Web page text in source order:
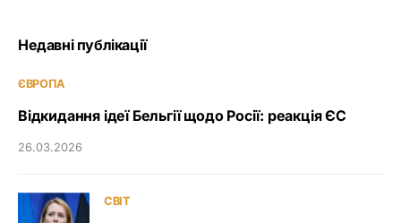
Недавні публікації
ЄВРОПА
Відкидання ідеї Бельгії щодо Росії: реакція ЄС
26.03.2026
СВІТ